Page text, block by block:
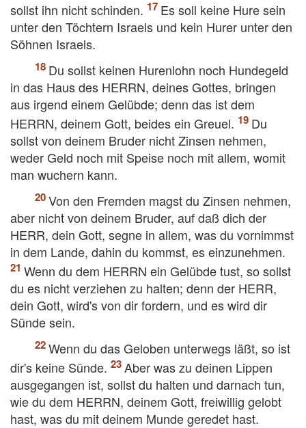
sollst ihn nicht schinden.
Es soll keine Hure sein
unter den Töchtern Israels und kein Hurer unter den
Söhnen Israels.
Du sollst keinen Hurenlohn noch Hundegeld
in das Haus des HERRN, deines Gottes, bringen
aus irgend einem Gelübde; denn das ist dem
HERRN, deinem Gott, beides ein Greuel.
Du
sollst von deinem Bruder nicht Zinsen nehmen,
weder Geld noch mit Speise noch mit allem, womit
man wuchern kann.
Von den Fremden magst du Zinsen nehmen,
aber nicht von deinem Bruder, auf daß dich der
HERR, dein Gott, segne in allem, was du vornimmst
in dem Lande, dahin du kommst, es einzunehmen.
Wenn du dem HERRN ein Gelübde tust, so sollst
du es nicht verziehen zu halten; denn der HERR,
dein Gott, wird's von dir fordern, und es wird dir
Sünde sein.
Wenn du das Geloben unterwegs läßt, so ist
dir's keine Sünde.
Aber was zu deinen Lippen
ausgegangen ist, sollst du halten und darnach tun,
wie du dem HERRN, deinem Gott, freiwillig gelobt
hast, was du mit deinem Munde geredet hast.